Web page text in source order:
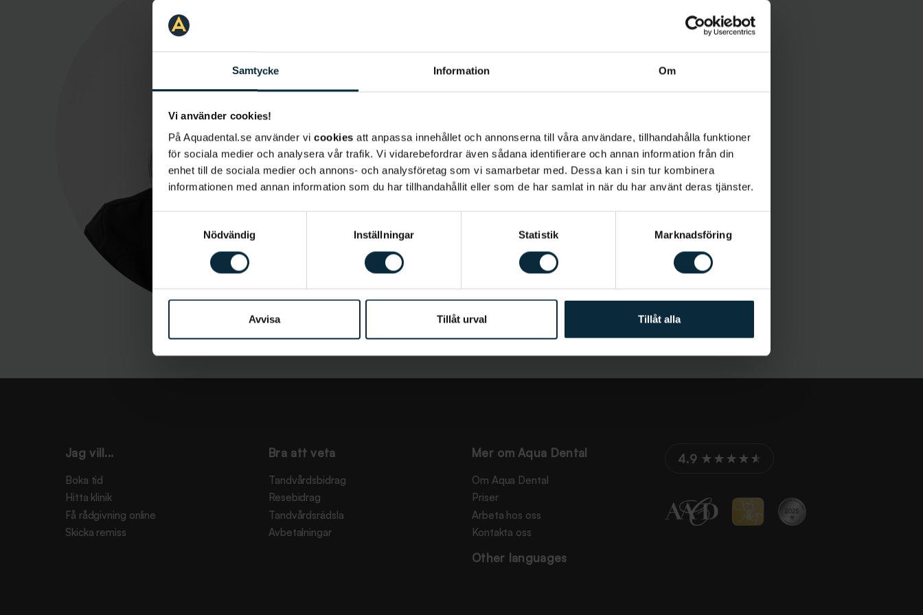
Samtycke Information Om
Vi använder cookies!
På Aquadental.se använder vi cookies att anpassa innehållet och annonserna till våra användare, tillhandahålla funktioner
för sociala medier och analysera vår trafik. Vi vidarebefordrar även sådana identifierare och annan information från din
enhet till de sociala medier och annons- och analysföretag som vi samarbetar med. Dessa kan i sin tur kombinera
informationen med annan information som du har tillhandahållit eller som de har samlat in när du har använt deras tjänster.
Nödvändig
Inställningar Statistik Marknadsföring
Avvisa Tillåt urval Tillåt alla
Jag vill...
Boka tid
Hitta klinik
Få rådgivning online
Skicka remiss
Bra att veta
Tandvårdsbidrag
Resebidrag
Tandvårdsrädsla
Avbetalningar
Mer om Aqua Dental
Om Aqua Dental
Priser
Arbeta hos oss
Kontakta oss
Other languages
4.9